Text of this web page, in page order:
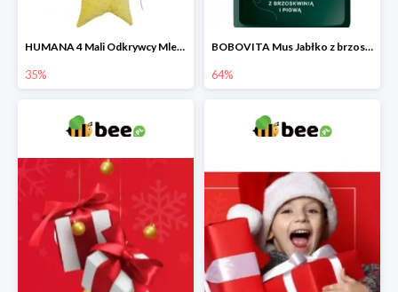
HUMANA 4 Mali Odkrywcy Mleko modyfikowane po 24 m-cu + poduszka Gratis
35%
BOBOVITA Mus Jabłko z brzoskwinią i pigwą
64%